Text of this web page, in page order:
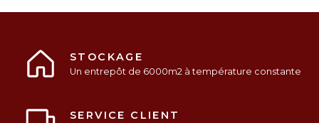
STOCKAGE
Un entrepôt de 6000m2 à température constante
SERVICE CLIENT